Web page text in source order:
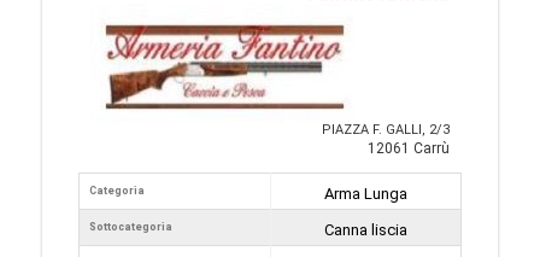
PIAZZA F. GALLI, 2/3
12061 Carrù
Categoria
Sottocategoria
Arma Lunga
Canna liscia